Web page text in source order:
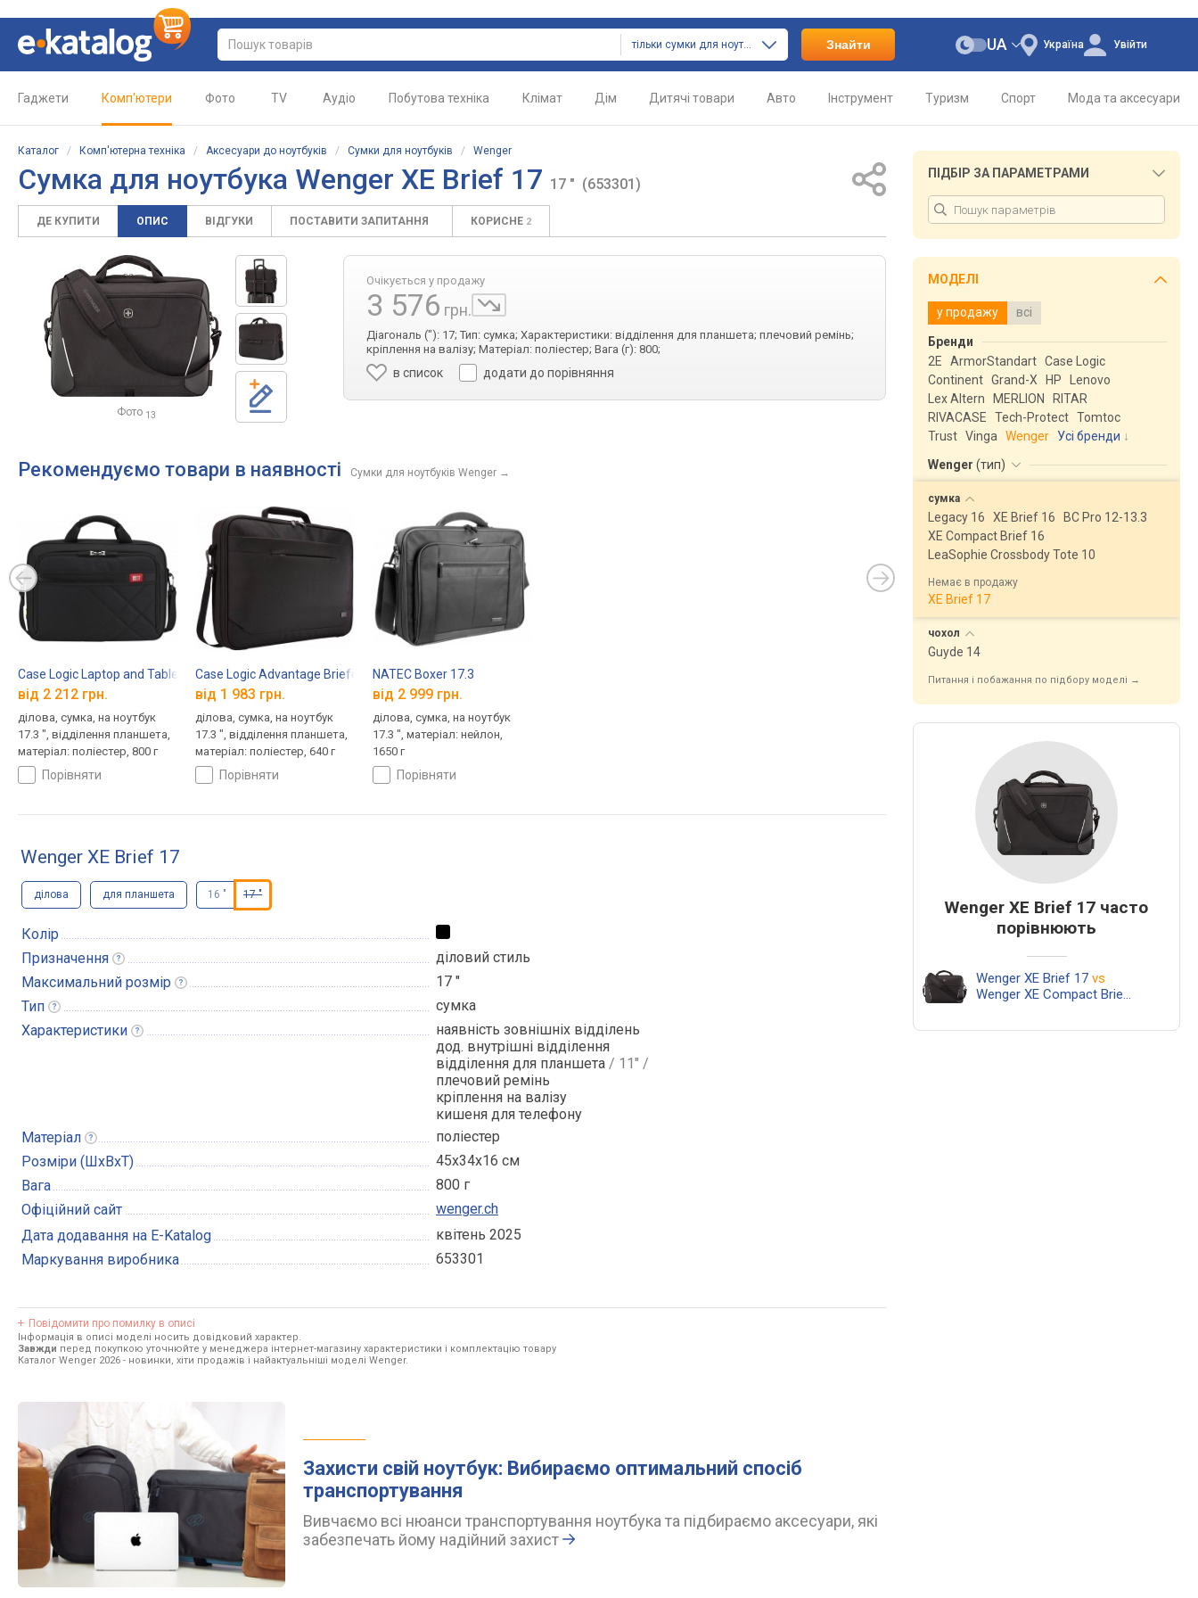
тільки сумки для ноутбуків Знайти Україна
UA Увійти
Гаджети Комп'ютери Фото TV Аудіо Побутова техніка Клімат Дім Дитячі товари Авто Інструмент Туризм Спорт Мода та аксесуари
Каталог / Комп'ютерна техніка / Аксесуари до ноутбуків / Сумки для ноутбуків / Wenger
Сумка для ноутбука Wenger XE Brief 17 17 " (653301)
ДЕ КУПИТИ ОПИС ВІДГУКИ ПОСТАВИТИ ЗАПИТАННЯ КОРИСНЕ 2
Фото 13
Очікується у продажу
3 576 грн.
Діагональ ("): 17; Тип: сумка; Характеристики: відділення для планшета; плечовий ремінь;
кріплення на валізу; Матеріал: поліестер; Вага (г): 800;
в список додати до порівняння
Рекомендуємо товари в наявності Сумки для ноутбуків Wenger →
Case Logic Laptop and Tablet Case 17.3
від 2 212 грн.
ділова, сумка, на ноутбук
17.3 ", відділення планшета,
матеріал: поліестер, 800 г
порівняти
Case Logic Advantage Briefcase 17.3
від 1 983 грн.
ділова, сумка, на ноутбук
17.3 ", відділення планшета,
матеріал: поліестер, 640 г
порівняти
NATEC Boxer 17.3
від 2 999 грн.
ділова, сумка, на ноутбук
17.3 ", матеріал: нейлон,
1650 г
порівняти
Wenger XE Brief 17
ділова для планшета 16 " 17 "
Колір
Призначення
діловий стиль
Максимальний розмір
17 "
Тип
сумка
Характеристики
наявність зовнішніх відділень
дод. внутрішні відділення
відділення для планшета / 11" /
плечовий ремінь
кріплення на валізу
кишеня для телефону
Матеріал
поліестер
Розміри (ШхВхТ)
45x34x16 см
Вага
800 г
Офіційний сайт
wenger.ch
Дата додавання на E-Katalog
квітень 2025
Маркування виробника
653301
Повідомити про помилку в описі
Інформація в описі моделі носить довідковий характер.
Завжди перед покупкою уточнюйте у менеджера інтернет-магазину характеристики і комплектацію товару
Каталог Wenger 2026 - новинки, хіти продажів і найактуальніші моделі Wenger.
Захисти свій ноутбук: Вибираємо оптимальний спосіб
транспортування
Вивчаємо всі нюанси транспортування ноутбука та підбираємо аксесуари, які
забезпечать йому надійний захист
ПІДБІР ЗА ПАРАМЕТРАМИ
МОДЕЛІ
у продажу всі
Бренди
2E
ArmorStandart Case Logic
Continent Grand-X HP
Lenovo
Lex Altern
MERLION
RITAR
RIVACASE
Tech-Protect Tomtoc
Trust Vinga Wenger
Усі бренди
Wenger (тип)
сумка
Legacy 16 XE Brief 16
BC Pro 12-13.3
XE Compact Brief 16
LeaSophie Crossbody Tote 10
Немає в продажу
XE Brief 17
чохол
Guyde 14
Питання і побажання по підбору моделі →
Wenger XE Brief 17 часто
порівнюють
Wenger XE Brief 17 vs
Wenger XE Compact Brief 16